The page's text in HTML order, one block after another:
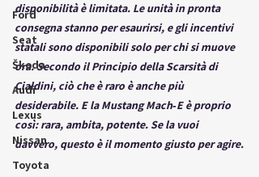
Ford
Seat
Škoda
Audi
Lexus
Nissan
Toyota
disponibilità è limitata. Le unità in pronta
consegna stanno per esaurirsi, e gli incentivi
statali sono disponibili solo per chi si muove
ora. Secondo il Principio della Scarsità di
Cialdini, ciò che è raro è anche più
desiderabile. E la Mustang Mach‑E è proprio
così: rara, ambita, potente. Se la vuoi
davvero, questo è il momento giusto per agire.